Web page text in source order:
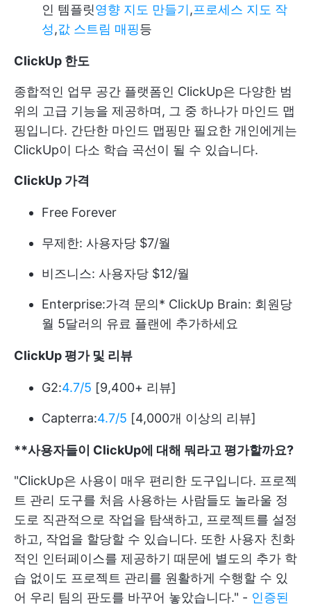
인 템플릿영향 지도 만들기 ,프로세스 지도 작
성,값 스트림 매핑등
ClickUp 한도
종합적인 업무 공간 플랫폼인 ClickUp은 다양한 범
위의 고급 기능을 제공하며, 그 중 하나가 마인드 맵
핑입니다. 간단한 마인드 맵핑만 필요한 개인에게는
ClickUp이 다소 학습 곡선이 될 수 있습니다.
ClickUp 가격
Free Forever
무제한: 사용자당 $7/월
비즈니스: 사용자당 $12/월
Enterprise:가격 문의* ClickUp Brain: 회원당
월 5달러의 유료 플랜에 추가하세요
ClickUp 평가 및 리뷰
G2:4.7/5 [9,400+ 리뷰]
Capterra:4.7/5 [4,000개 이상의 리뷰]
**사용자들이 ClickUp에 대해 뭐라고 평가할까요?
"ClickUp은 사용이 매우 편리한 도구입니다. 프로젝
트 관리 도구를 처음 사용하는 사람들도 놀라울 정
도로 직관적으로 작업을 탐색하고, 프로젝트를 설정
하고, 작업을 할당할 수 있습니다. 또한 사용자 친화
적인 인터페이스를 제공하기 때문에 별도의 추가 학
습 없이도 프로젝트 관리를 원활하게 수행할 수 있
어 우리 팀의 판도를 바꾸어 놓았습니다." - 인증된